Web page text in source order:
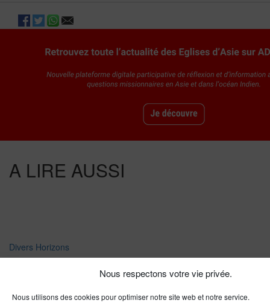
Nous respectons votre vie privée.
Nous utilisons des cookies pour optimiser notre site web et notre service.
A LIRE AUSSI
Divers Horizons
La revue de presse de la semaine du
18 mars